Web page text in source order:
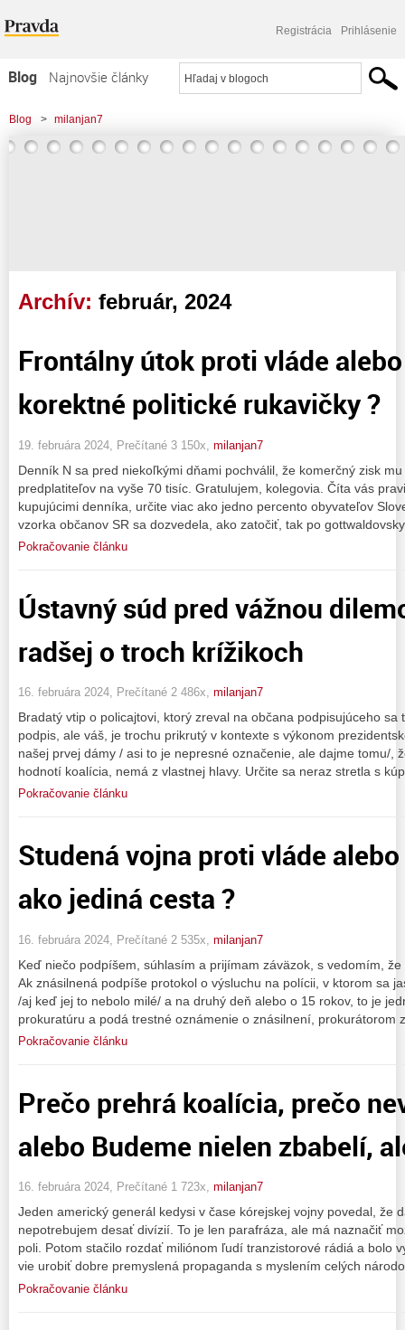
Registrácia Prihlásenie
Blog
Najnovšie články
Najčítanejšie články
Najkomentovanejšie články
Blog > milanjan7
Archív: február, 2024
Frontálny útok proti vláde
korektné politické rukavičky ?
19. februára 2024, Prečítané 3 150x, milanjan7
Denník N sa pred niekoľkými dňami pochválil, že komerčný zisk
predplatiteľov na vyše 70 tisíc. Gratulujem, kolegovia. Číta vás
kupujúcimi denníka, určite viac ako jedno percento obyvateľov
vzorka občanov SR sa dozvedela, ako zatočiť, tak po
Pokračovanie článku
Ústavný súd pred vážnou
radšej o troch krížikoch
16. februára 2024, Prečítané 2 486x, milanjan7
Bradatý vtip o policajtovi, ktorý zreval na občana podpisujúceho sa
podpis, ale váš, je trochu prikrutý v kontexte s výkonom
našej prvej dámy / asi to je nepresné označenie, ale dajme tomu/,
hodnotí koalícia, nemá z vlastnej hlavy. Určite sa neraz stretla s
Pokračovanie článku
Studená vojna proti vláde
ako jediná cesta ?
16. februára 2024, Prečítané 2 535x, milanjan7
Keď niečo podpíšem, súhlasím a prijímam záväzok, s vedomím,
Ak znásilnená podpíše protokol o výsluchu na polícii, v ktorom sa
/aj keď jej to nebolo milé/ a na druhý deň alebo o 15 rokov, to je
prokuratúru a podá trestné oznámenie o znásilnení, prokurátorom
Pokračovanie článku
Prečo prehrá koalícia, prečo
alebo Budeme nielen zbabelí,
16. februára 2024, Prečítané 1 723x, milanjan7
Jeden americký generál kedysi v čase kórejskej vojny povedal, že
nepotrebujem desať divízií. To je len parafráza, ale má naznačiť
poli. Potom stačilo rozdať miliónom ľudí tranzistorové rádiá a bolo
vie urobiť dobre premyslená propaganda s myslením celých
Pokračovanie článku